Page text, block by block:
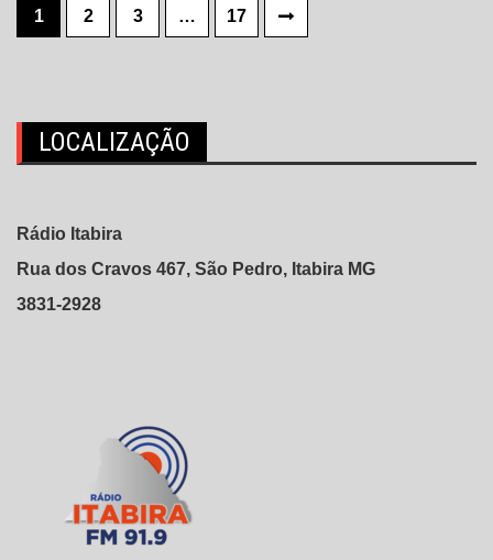
Paginação
de
1 2 3 … 17
LOCALIZAÇÃO
Rádio Itabira
Rua dos Cravos 467, São Pedro, Itabira MG
3831-2928